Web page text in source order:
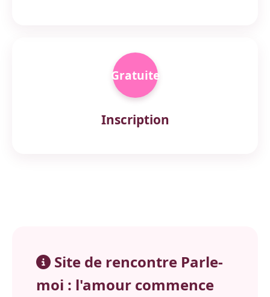
Gratuite
Inscription
Site de rencontre Parle-
moi : l'amour commence